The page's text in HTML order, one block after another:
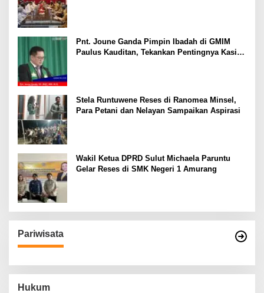
Pnt. Joune Ganda Pimpin Ibadah di GMIM
Paulus Kauditan, Tekankan Pentingnya Kasih
Stela Runtuwene Reses di Ranomea Minsel,
Para Petani dan Nelayan Sampaikan Aspirasi
Wakil Ketua DPRD Sulut Michaela Paruntu
Gelar Reses di SMK Negeri 1 Amurang
Pariwisata
Hukum